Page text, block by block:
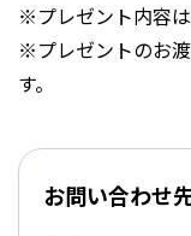
※プレゼント内容は
※プレゼントのお
す。
お問い合わせ